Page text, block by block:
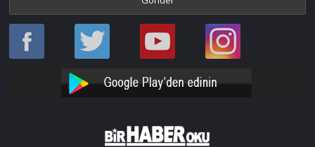
Haber
Oku
Haber
Oku
Bir
Haber
YouTube
Bir
Haber
Instagram